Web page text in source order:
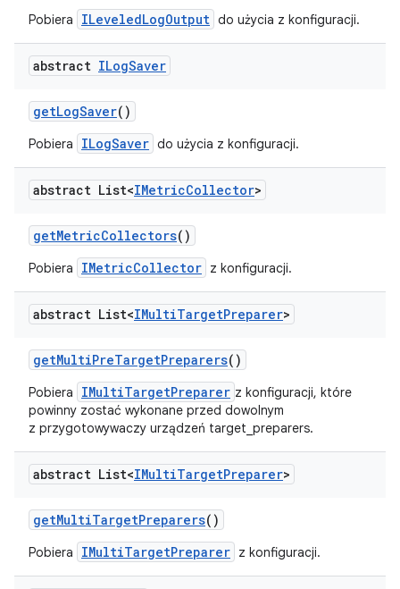
Pobiera ILeveledLogOutput do użycia z konfiguracji.
abstract ILogSaver
getLogSaver()
Pobiera ILogSaver do użycia z konfiguracji.
abstract List<IMetricCollector>
getMetricCollectors()
Pobiera IMetricCollector z konfiguracji.
abstract List<IMultiTargetPreparer>
getMultiPreTargetPreparers()
Pobiera IMultiTargetPreparer z konfiguracji, które
powinny zostać wykonane przed dowolnym
z przygotowywaczy urządzeń target_preparers.
abstract List<IMultiTargetPreparer>
getMultiTargetPreparers()
Pobiera IMultiTargetPreparer z konfiguracji.